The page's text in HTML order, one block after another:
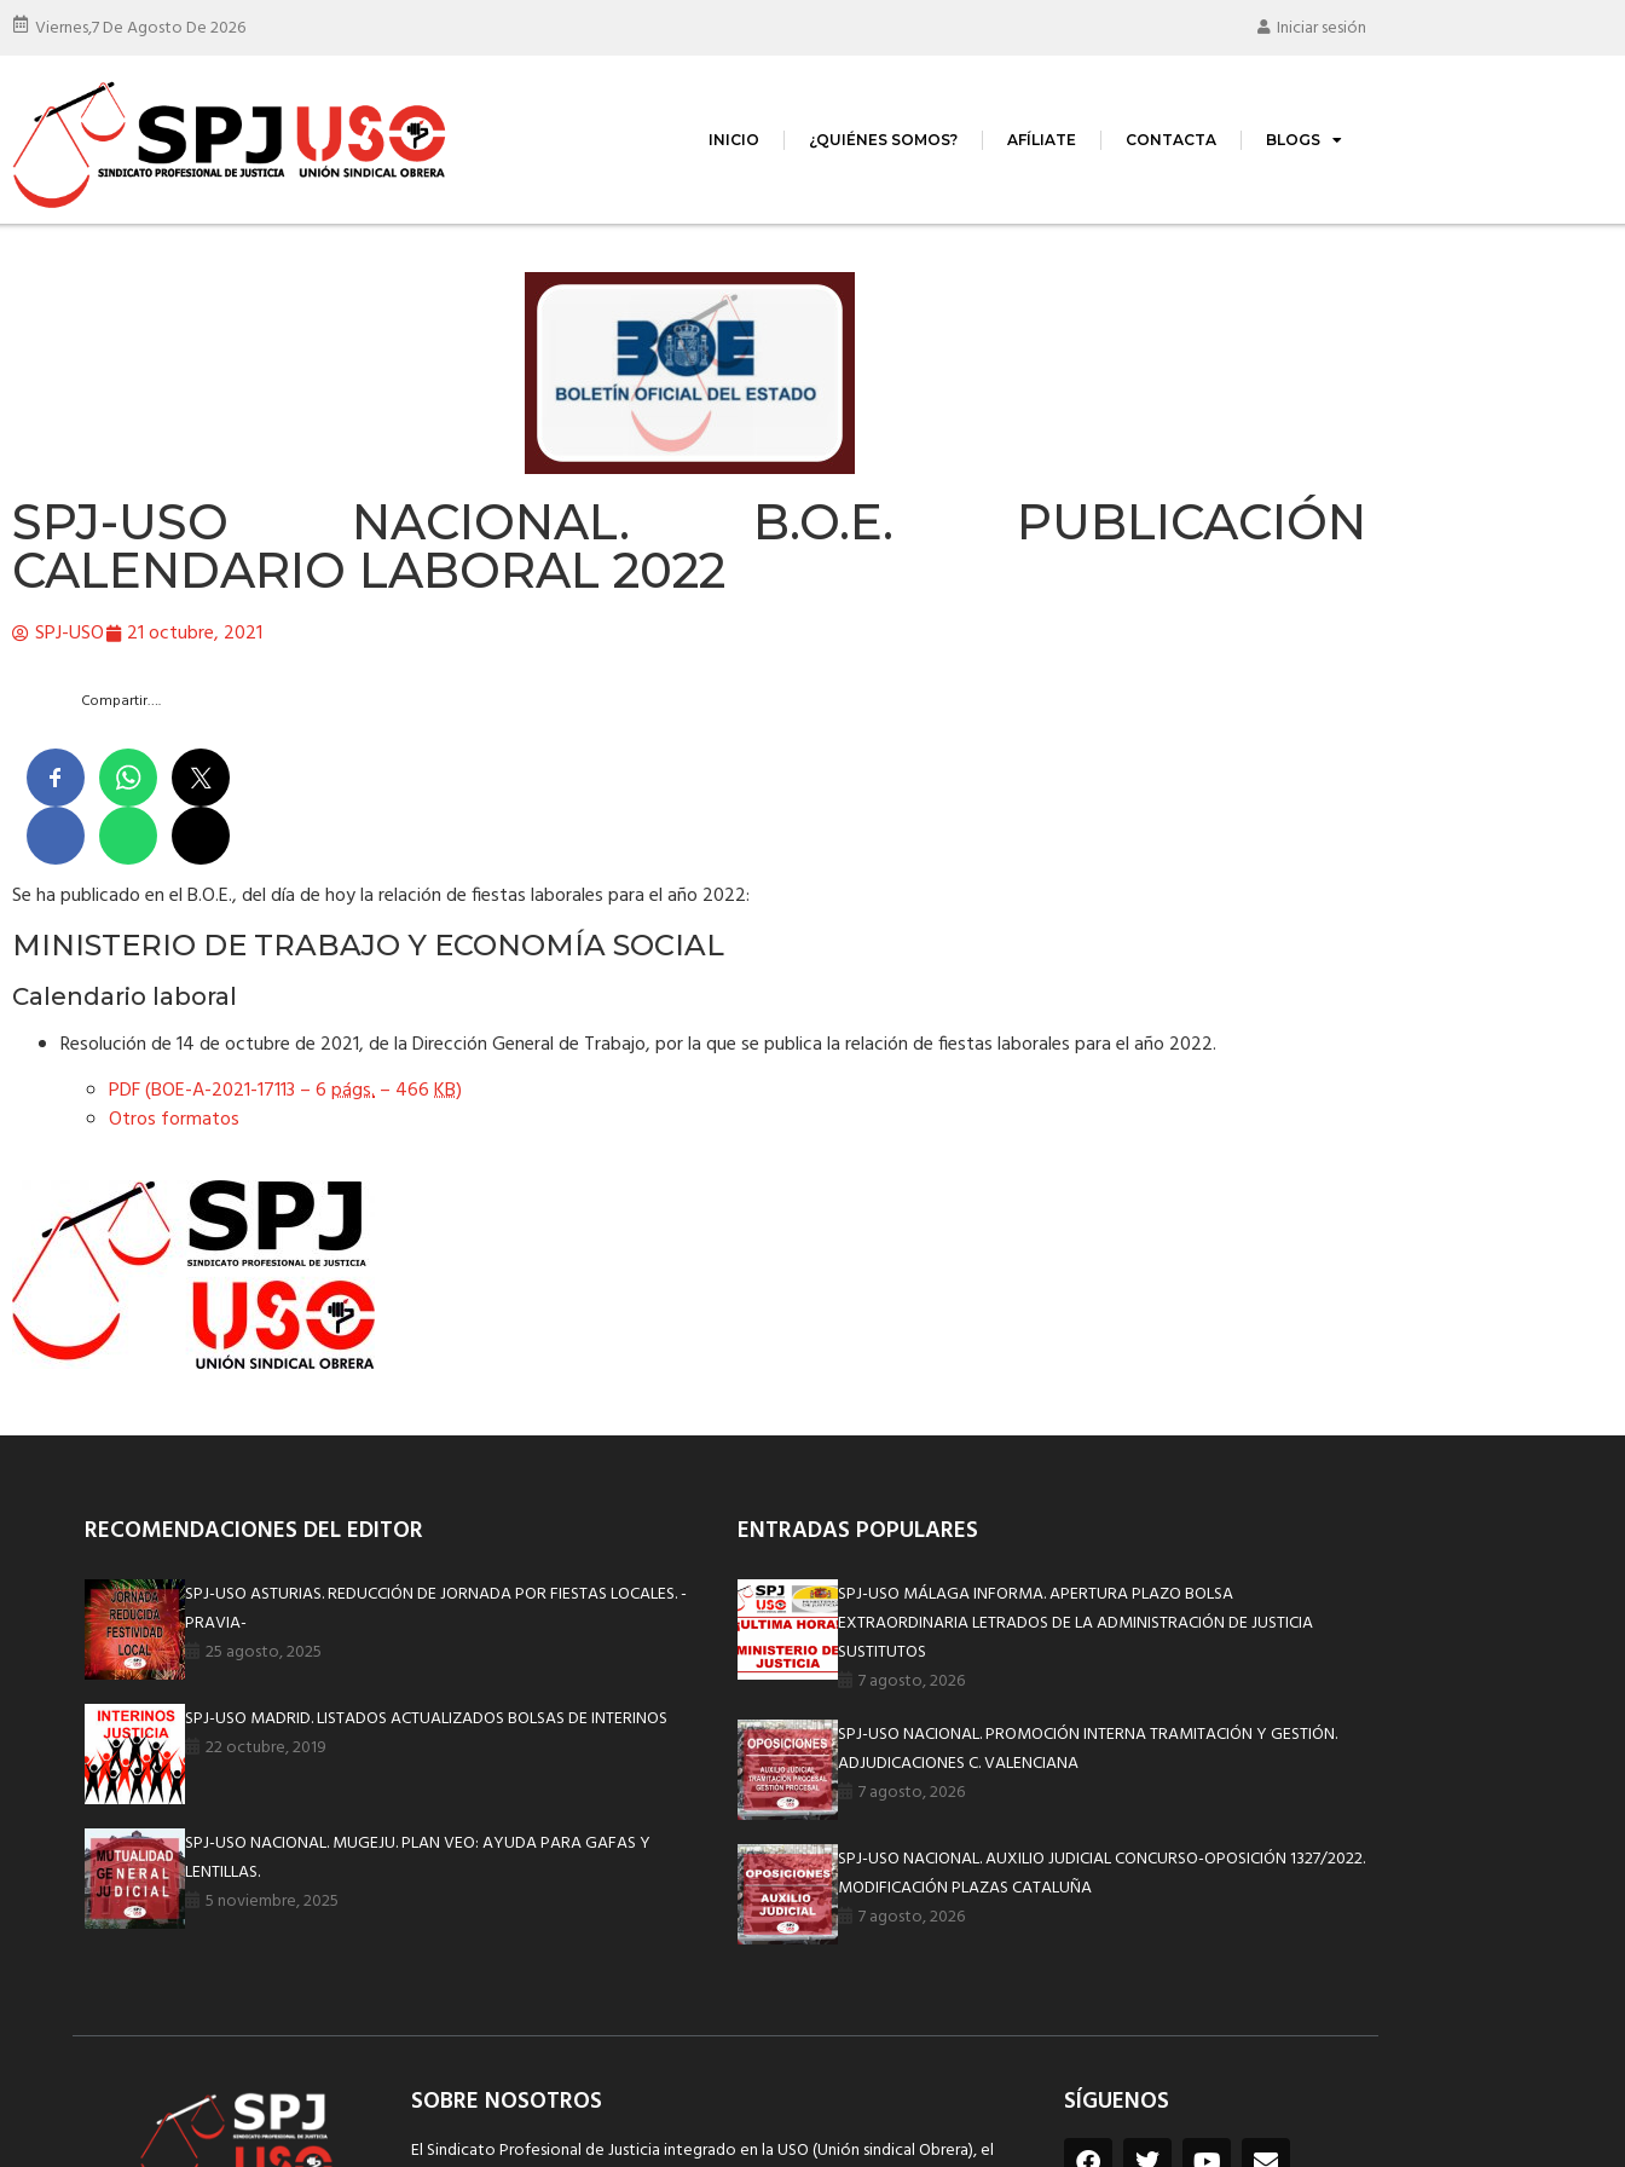
Viernes,7 De Agosto De 2026 Iniciar sesión
INICIO ¿QUIÉNES SOMOS? AFÍLIATE CONTACTA BLOGS
SPJ-USO NACIONAL. B.O.E. PUBLICACIÓN
CALENDARIO LABORAL 2022
SPJ-USO 21 octubre, 2021
Compartir….
Se ha publicado en el B.O.E., del día de hoy la relación de fiestas laborales para el año 2022:
MINISTERIO DE TRABAJO Y ECONOMÍA SOCIAL
Calendario laboral
Resolución de 14 de octubre de 2021, de la Dirección General de Trabajo, por la que se publica la relación de fiestas laborales para el año 2022.
PDF (BOE-A-2021-17113 – 6págs.– 466KB)
Otros formatos
RECOMENDACIONES DEL EDITOR
SPJ-USO ASTURIAS. REDUCCIÓN DE JORNADA POR FIESTAS LOCALES. -
PRAVIA-
25 agosto, 2025
SPJ-USO MADRID. LISTADOS ACTUALIZADOS BOLSAS DE INTERINOS
22 octubre, 2019
SPJ-USO NACIONAL. MUGEJU. PLAN VEO: AYUDA PARA GAFAS Y
LENTILLAS.
5 noviembre, 2025
ENTRADAS POPULARES
SPJ-USO MÁLAGA INFORMA. APERTURA PLAZO BOLSA
EXTRAORDINARIA LETRADOS DE LA ADMINISTRACIÓN DE JUSTICIA
SUSTITUTOS
7 agosto, 2026
SPJ-USO NACIONAL. PROMOCIÓN INTERNA TRAMITACIÓN Y GESTIÓN.
ADJUDICACIONES C. VALENCIANA
7 agosto, 2026
SPJ-USO NACIONAL. AUXILIO JUDICIAL CONCURSO-OPOSICIÓN 1327/2022.
MODIFICACIÓN PLAZAS CATALUÑA
7 agosto, 2026
SOBRE NOSOTROS
El Sindicato Profesional de Justicia integrado en la USO (Unión sindical Obrera), el
SÍGUENOS